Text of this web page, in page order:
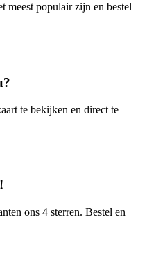
meest populair zijn en bestel
te bekijken en direct te
ons 4 sterren. Bestel en